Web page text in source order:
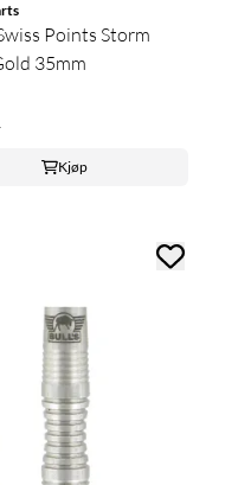
Points Storm
35mm
Kjøp